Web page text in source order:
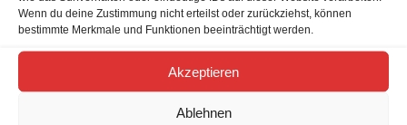
Wenn du deine Zustimmung nicht erteilst oder zurückziehst, können
bestimmte Merkmale und Funktionen beeinträchtigt werden.
Akzeptieren
Ablehnen
Veranstaltungskalender